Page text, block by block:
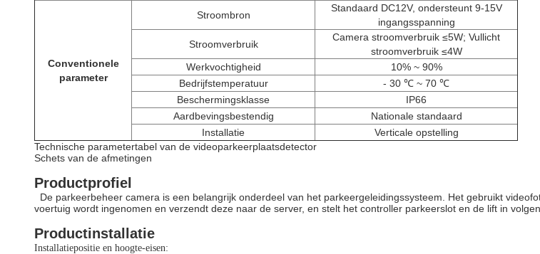
Conventionele
parameter
Stroombron
Standaard DC12V, ondersteunt 9-15V
ingangsspanning
Stroomverbruik
Camera stroomverbruik ≤5W; Vullicht
stroomverbruik ≤4W
Werkvochtigheid
10% ~ 90%
Bedrijfstemperatuur
- 30 ℃ ~ 70 ℃
Beschermingsklasse
IP66
Aardbevingsbestendig
Nationale standaard
Installatie
Verticale opstelling
Technische parametertabel van de videoparkeerplaatsdetector
Schets van de afmetingen
Productprofiel
De parkeerbeheer camera is een belangrijk onderdeel van het parkeergeleidingssysteem. Het gebruikt
voertuig wordt ingenomen en verzendt deze naar de server, en stelt het controller parkeerslot en de lift in
Productinstallatie
Installatiepositie en hoogte-eisen: